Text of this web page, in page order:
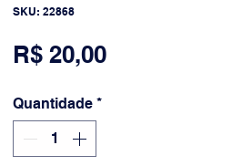
SKU: 22868
R$ 20,00Preço
Quantidade *